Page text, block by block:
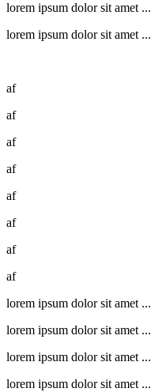
lorem ipsum dolor sit amet ...
lorem ipsum dolor sit amet ...
af
af
af
af
af
af
af
af
lorem ipsum dolor sit amet ...
lorem ipsum dolor sit amet ...
lorem ipsum dolor sit amet ...
lorem ipsum dolor sit amet ...